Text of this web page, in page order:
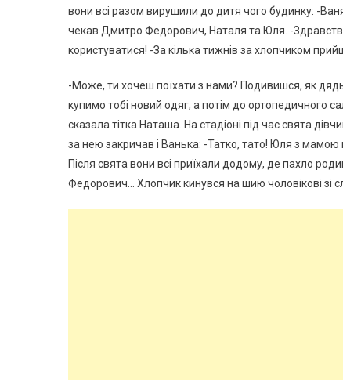
вони всі разом вирушили до дитя чого будинку: -
чекав Дмитро Федорович, Наталя та Юля. -
користуватися! -За кілька тижнів за хлопчиком
-Може, ти хочеш поїхати з нами? Подивишся, як
купимо тобі новий одяг, а потім до ортопедичного
сказала тітка Наташа. На стадіоні під час свята
за нею закричав і Ванька: -Татко, тато! Юля з мамою
Після свята вони всі приїхали додому, де пахло
Федорович… Хлопчик кинувся на шию чоловікові